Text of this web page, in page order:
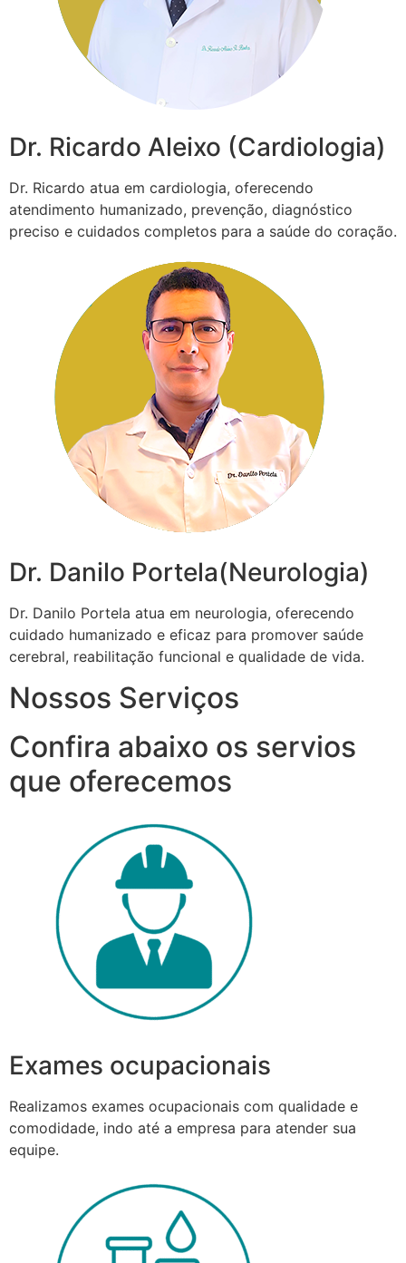
Dr. Ricardo Aleixo (Cardiologia)
Dr. Ricardo atua em cardiologia, oferecendo
atendimento humanizado, prevenção, diagnóstico
preciso e cuidados completos para a saúde do coração.
Dr. Danilo Portela(Neurologia)
Dr. Danilo Portela atua em neurologia, oferecendo
cuidado humanizado e eficaz para promover saúde
cerebral, reabilitação funcional e qualidade de vida.
Nossos Serviços
Confira abaixo os servios
que oferecemos
Exames ocupacionais
Realizamos exames ocupacionais com qualidade e
comodidade, indo até a empresa para atender sua
equipe.